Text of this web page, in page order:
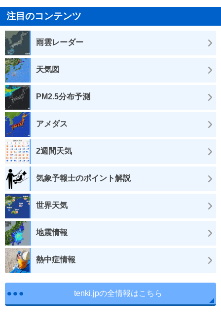
注目のコンテンツ
雨雲レーダー
天気図
PM2.5分布予測
アメダス
2週間天気
気象予報士のポイント解説
世界天気
地震情報
熱中症情報
tenki.jpの全情報はこちら